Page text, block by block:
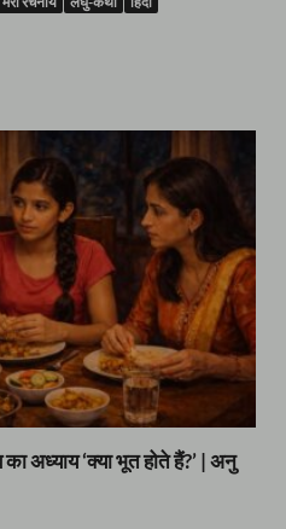
अध्याय ‘क्या भूत होते हैं?’ | अनु